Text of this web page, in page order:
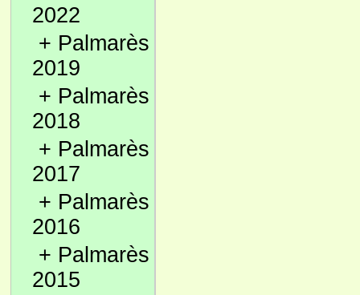
2022
+ Palmarès
2019
+ Palmarès
2018
+ Palmarès
2017
+ Palmarès
2016
+ Palmarès
2015